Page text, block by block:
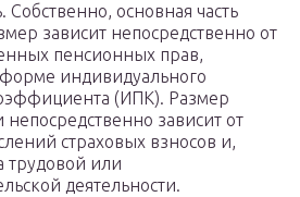
Собственно, основная часть
зависит непосредственно от
пенсионных прав,
индивидуального
(ИПК). Размер
непосредственно зависит от
страховых взносов и,
трудовой или
деятельности.